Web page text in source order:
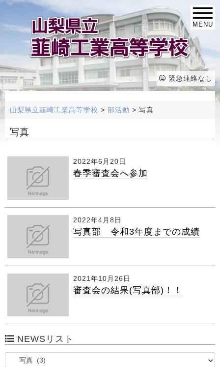
MENU
緊急連絡なし
山梨県立韮崎工業高等学校 > 部活動 > 写真
写真
2022年6月20日
春季審査会へ参加
2022年4月8日
写真部 令和3年度までの成績
2021年10月26日
審査会の結果(写真部)！！
NEWSリスト